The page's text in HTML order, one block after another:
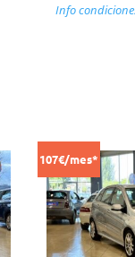
Info
107€/mes*